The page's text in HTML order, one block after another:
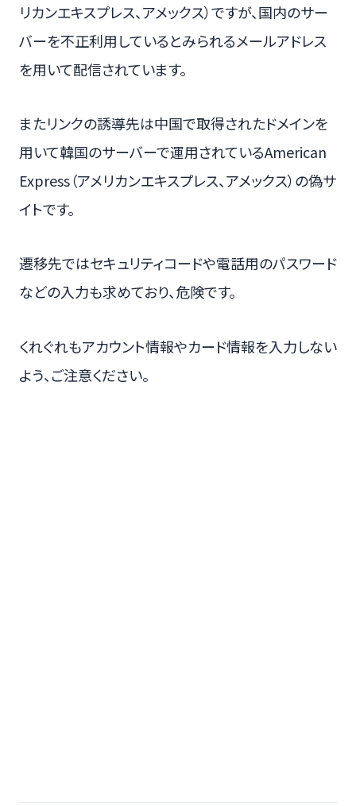
リカンエキスプレス、アメックス）ですが、国内のサー
バーを不正利用しているとみられるメールアドレス
を用いて配信されています。
またリンクの誘導先は中国で取得されたドメインを
用いて韓国のサーバーで運用されているAmerican
Express（アメリカンエキスプレス、アメックス）の偽サ
イトです。
遷移先ではセキュリティコードや電話用のパスワード
などの入力も求めており、危険です。
くれぐれもアカウント情報やカード情報を入力しない
よう、ご注意ください。